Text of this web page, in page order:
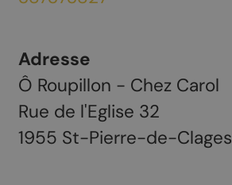
Adresse
Ô Roupillon - Chez Carol
Rue de l'Eglise 32
1955 St-Pierre-de-Clages